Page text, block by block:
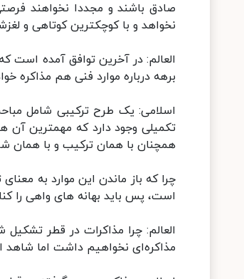
صادق باشند و مجددا نخواهند
نخواهد و با کوچکترین کوتاهی و
برهه درباره موارد فنی هم مذاکره
اسلامی: یک طرح ترکیبی شامل
تکمیلی وجود دارد که مهمترین آن
همچنان با همان ترکیب و با همان
چرا که باز ماندن این موارد به
است، پس باید بهانه های واهی را
العالم: چرا مذاکرات در قطر
مذاکره‌ای نخواهیم داشت اما